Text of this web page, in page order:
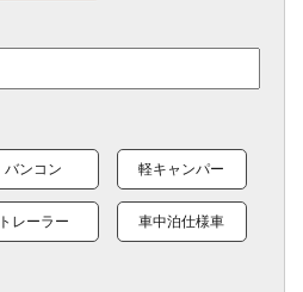
バンコン 軽キャンパー
トレーラー 車中泊仕様車